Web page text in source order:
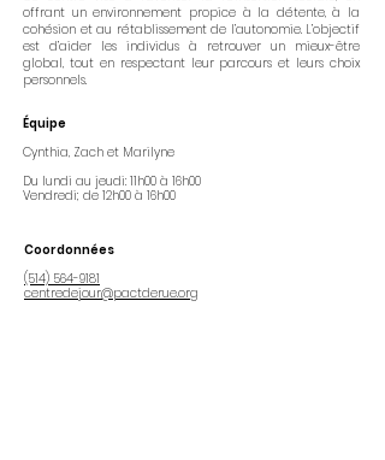
offrant un environnement propice à la détente, à la
cohésion et au rétablissement de l’autonomie. L’objectif
est d’aider les individus à retrouver un mieux-être
global, tout en respectant leur parcours et leurs choix
personnels.
Équipe
Cynthia, Zach et Marilyne
Du lundi au jeudi: 11h00 à 16h00
Vendredi; de 12h00 à 16h00
Coordonnées
(514) 564-9181
centredejour@pactderue.org